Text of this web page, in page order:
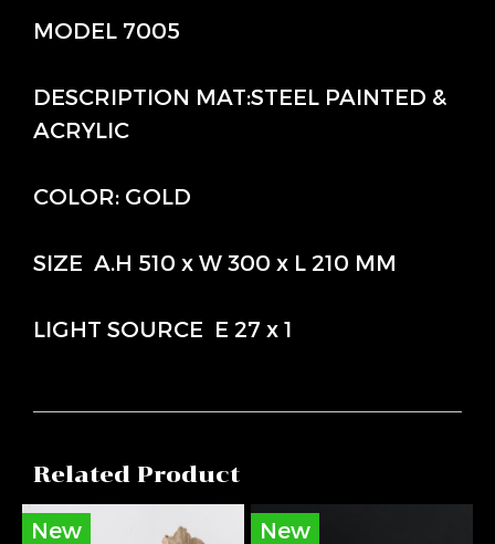
MODEL 7005
DESCRIPTION MAT:STEEL PAINTED &
ACRYLIC
COLOR: GOLD
SIZE A.H 510 x W 300 x L 210 MM
LIGHT SOURCE E 27 x 1
Related Product
New
New